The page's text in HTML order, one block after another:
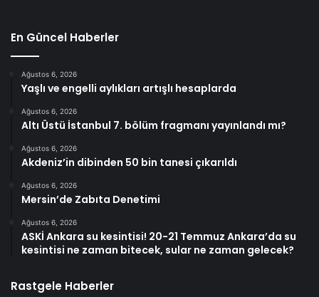
En Güncel Haberler
Ağustos 6, 2026
Yaşlı ve engelli aylıkları artışlı hesaplarda
Ağustos 6, 2026
Altı Üstü İstanbul 7. bölüm fragmanı yayınlandı mı?
Ağustos 6, 2026
Akdeniz’in dibinden 50 bin tanesi çıkarıldı
Ağustos 6, 2026
Mersin’de Zabıta Denetimi
Ağustos 6, 2026
ASKİ Ankara su kesintisi! 20-21 Temmuz Ankara’da su
kesintisi ne zaman bitecek, sular ne zaman gelecek?
Rastgele Haberler